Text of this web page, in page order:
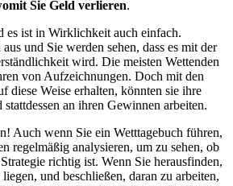
Sie Geld verlieren.
es ist in Wirklichkeit auch einfach.
und Sie werden sehen, dass es mit der
wird. Die meisten Wettenden
von Aufzeichnungen. Doch mit den
diese Weise erhalten, könnten sie ihre
an ihren Gewinnen arbeiten.
Auch wenn Sie ein Wetttagebuch führen,
regelmäßig analysieren, um zu sehen, ob
richtig ist. Wenn Sie herausfinden,
und beschließen, daran zu arbeiten,